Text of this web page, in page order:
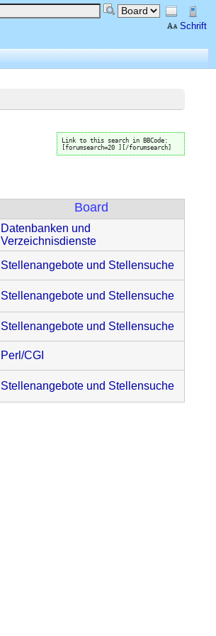
Schrift
Link to this search in BBCode:
[forumsearch=20 ][/forumsearch]
Board
Datenbanken und
Verzeichnisdienste
Stellenangebote und Stellensuche
Stellenangebote und Stellensuche
Stellenangebote und Stellensuche
Perl/CGI
Stellenangebote und Stellensuche